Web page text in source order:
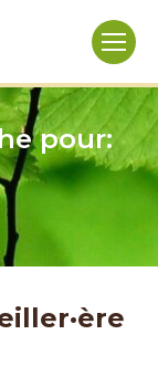
pour: